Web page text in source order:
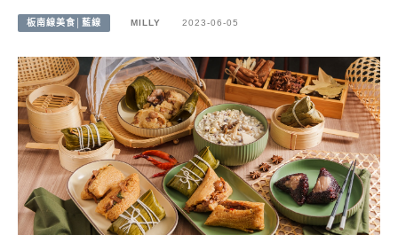
板南線美食│藍線 MILLY 2023-06-05